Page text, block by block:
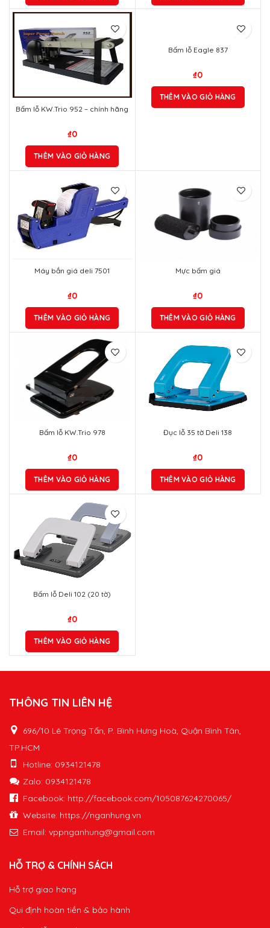
Bấm lỗ KW.Trio 952 – chính hãng
₫0
THÊM VÀO GIỎ HÀNG
Bấm lỗ Eagle 837
₫0
THÊM VÀO GIỎ HÀNG
Máy bắn giá deli 7501
₫0
THÊM VÀO GIỎ HÀNG
Mực bấm giá
₫0
THÊM VÀO GIỎ HÀNG
Bấm lỗ KW.Trio 978
₫0
THÊM VÀO GIỎ HÀNG
Đục lỗ 35 tờ Deli 138
₫0
THÊM VÀO GIỎ HÀNG
Bấm lỗ Deli 102 (20 tờ)
₫0
THÊM VÀO GIỎ HÀNG
THÔNG TIN LIÊN HỆ
696/10 Lê Trọng Tấn, P. Bình Hưng Hoà, Quận Bình Tân,
TP.HCM
Hotline: 0934121478
Zalo: 0934121478
Facebook: http://facebook.com/105087624270065/
Website: https://nganhung.vn
Email: vppnganhung@gmail.com
HỖ TRỢ & CHÍNH SÁCH
Hỗ trợ giao hàng
Qui định hoàn tiền & bảo hành